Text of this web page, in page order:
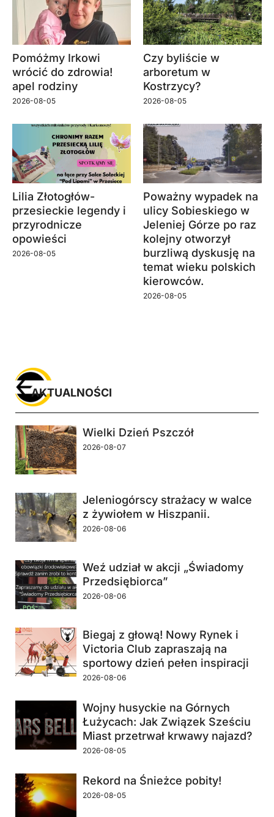
Pomóżmy Irkowi
wrócić do zdrowia!
apel rodziny
2026-08-05
Czy byliście w
arboretum w
Kostrzycy?
2026-08-05
Lilia Złotogłów-
przesieckie legendy i
przyrodnicze
opowieści
2026-08-05
Poważny wypadek na
ulicy Sobieskiego w
Jeleniej Górze po raz
kolejny otworzył
burzliwą dyskusję na
temat wieku polskich
kierowców.
2026-08-05
Wielki Dzień Pszczół
2026-08-07
Jeleniogórscy strażacy w walce
z żywiołem w Hiszpanii.
2026-08-06
Weź udział w akcji „Świadomy
Przedsiębiorca”
2026-08-06
Biegaj z głową! Nowy Rynek i
Victoria Club zapraszają na
sportowy dzień pełen inspiracji
2026-08-06
Wojny husyckie na Górnych
Łużycach: Jak Związek Sześciu
Miast przetrwał krwawy najazd?
2026-08-05
Rekord na Śnieżce pobity!
2026-08-05
AKTUALNOŚCI